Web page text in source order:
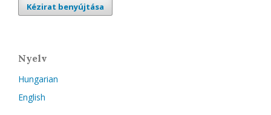
Kézirat benyújtása
Nyelv
Hungarian
English